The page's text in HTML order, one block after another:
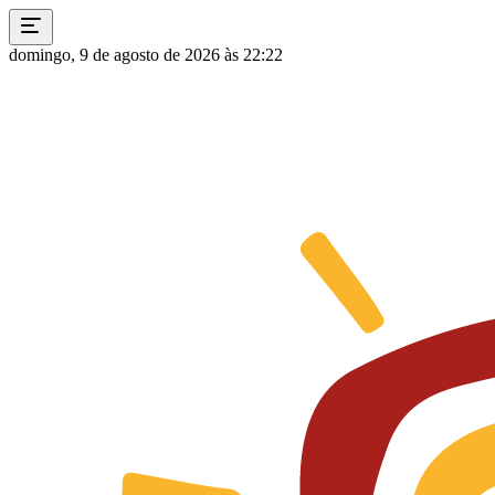
domingo, 9 de agosto de 2026 às 22:22